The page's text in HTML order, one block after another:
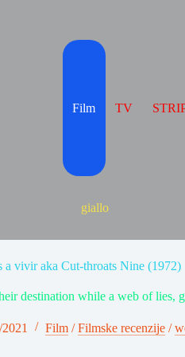
Film TV
giallo
a vivir aka Cut-throats Nine (1972)
destination while a web of lies,
Film/Filmske recenzije/